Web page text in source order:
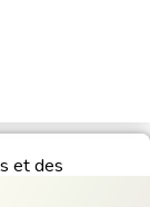
et des